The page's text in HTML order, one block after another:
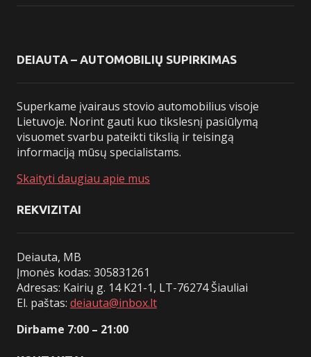
DEIAUTA – AUTOMOBILIŲ SUPIRKIMAS
Superkame įvairaus stovio automobilius visoje
Lietuvoje. Norint gauti kuo tikslesnį pasiūlymą
visuomet svarbu pateikti tikslią ir teisingą
informaciją mūsų specialistams.
Skaityti daugiau apie mus
REKVIZITAI
Deiauta, MB
Įmonės kodas: 305831261
Adresas: Kairių g. 14 K21-1, LT-76274 Šiauliai
El. paštas: deiauta@inbox.lt
Dirbame 7:00 – 21:00